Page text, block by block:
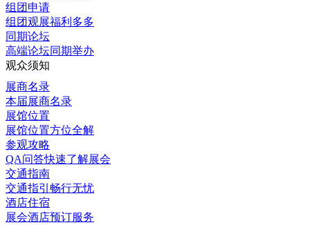
组团申请
组团观展福利多多
同期论坛
高端论坛同期举办
观众须知
展商名录
本届展商名录
展馆位置
展馆位置方位全解
参观攻略
QA问答快速了解展会
交通指南
交通指引畅行无忧
酒店住宿
展会酒店预订服务